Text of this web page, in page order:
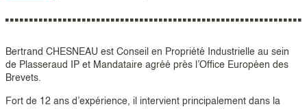
Bertrand CHESNEAU est Conseil en Propriété Industrielle au sein
de Plasseraud IP et Mandataire agréé près l’Office Européen des
Brevets.
Fort de 12 ans d’expérience, il intervient principalement dans la